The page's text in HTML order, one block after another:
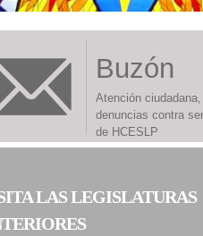
Buzón
Atención
denuncias contra
de HCESLP
LAS LEGISLATURAS